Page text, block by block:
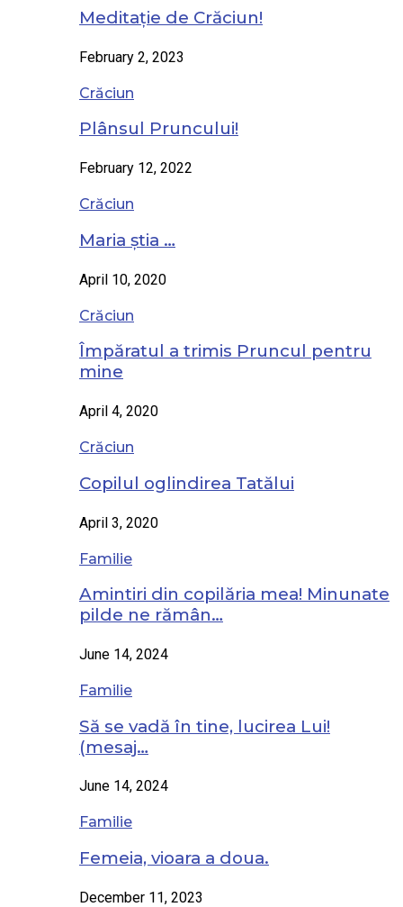
Meditație de Crăciun!
February 2, 2023
Crăciun
Plânsul Pruncului!
February 12, 2022
Crăciun
Maria știa …
April 10, 2020
Crăciun
Împăratul a trimis Pruncul pentru
mine
April 4, 2020
Crăciun
Copilul oglindirea Tatălui
April 3, 2020
Familie
Amintiri din copilăria mea! Minunate
pilde ne rămân…
June 14, 2024
Familie
Să se vadă în tine, lucirea Lui!
(mesaj…
June 14, 2024
Familie
Femeia, vioara a doua.
December 11, 2023